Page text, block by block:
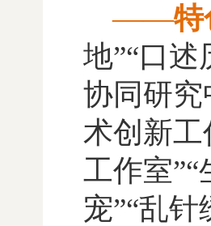
——特
地”“口
协同研究
术创新工
工作室
宠”“乱